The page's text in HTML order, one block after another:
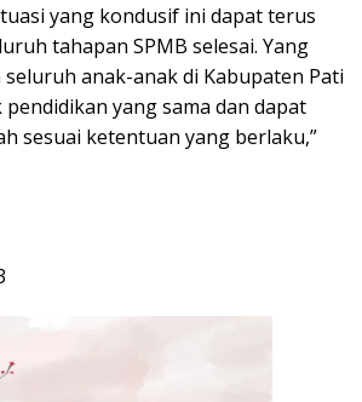
yang kondusif ini dapat terus
tahapan SPMB selesai. Yang
anak-anak di Kabupaten Pati
yang sama dan dapat
sesuai ketentuan yang berlaku,”